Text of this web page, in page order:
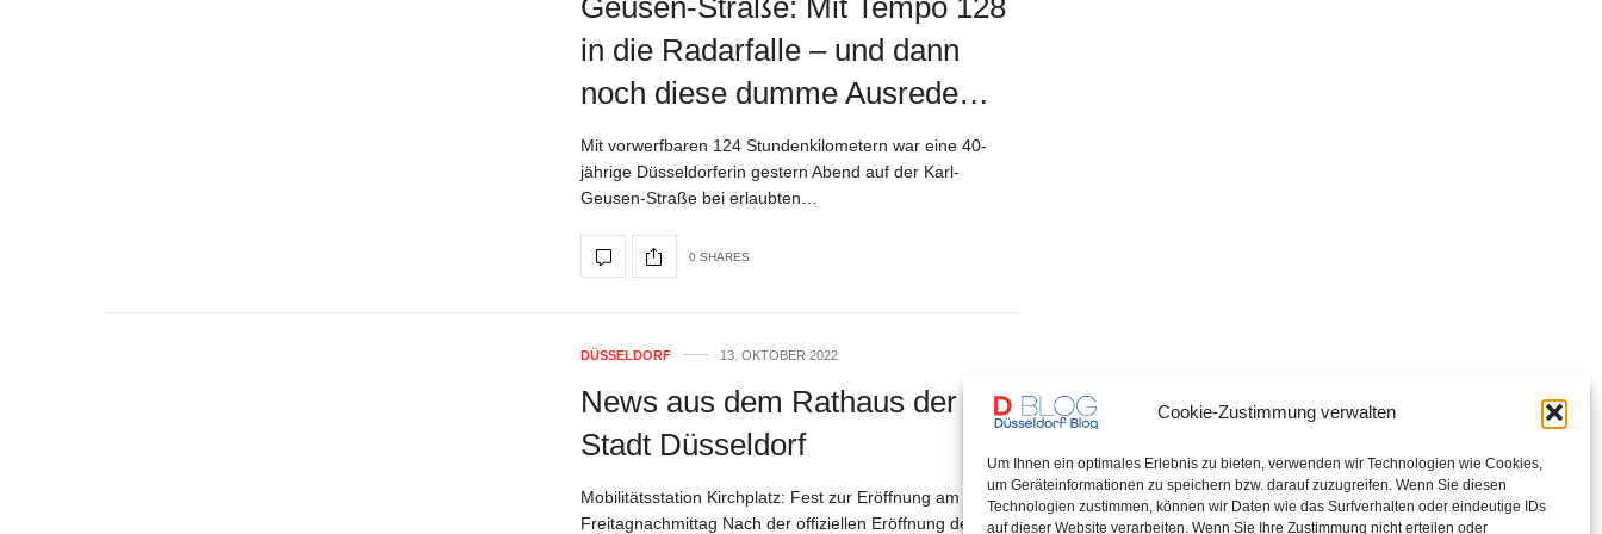
Cookie-Zustimmung verwalten
Um Ihnen ein optimales Erlebnis zu bieten, verwenden wir Technologien wie Cookies,
um Geräteinformationen zu speichern bzw. darauf zuzugreifen. Wenn Sie diesen
Technologien zustimmen, können wir Daten wie das Surfverhalten oder eindeutige IDs
auf dieser Website verarbeiten. Wenn Sie Ihre Zustimmung nicht erteilen oder
Geusen-Straße: Mit Tempo 128
in die Radarfalle – und dann
noch diese dumme Ausrede…
Mit vorwerfbaren 124 Stundenkilometern war eine 40-
jährige Düsseldorferin gestern Abend auf der Karl-
Geusen-Straße bei erlaubten…
0 SHARES
DÜSSELDORF 13. OKTOBER 2022
News aus dem Rathaus der
Stadt Düsseldorf
Mobilitätsstation Kirchplatz: Fest zur Eröffnung am
Freitagnachmittag Nach der offiziellen Eröffnung der